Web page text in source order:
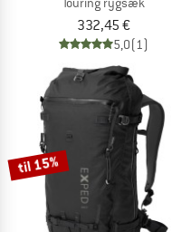
332,45 €
5,0(1)
til 15%